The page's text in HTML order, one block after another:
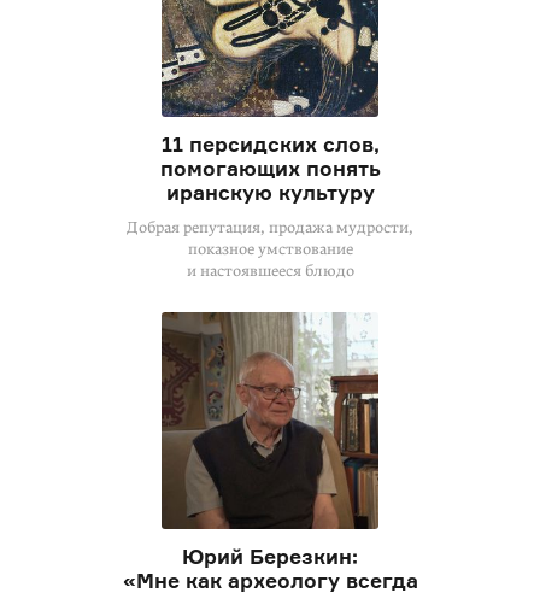
11 персидских слов,
помогающих понять
иранскую культуру
Добрая репутация, продажа мудрости,
показное умствование
и настоявшееся блюдо
Юрий Березкин:
«Мне как археологу всегда